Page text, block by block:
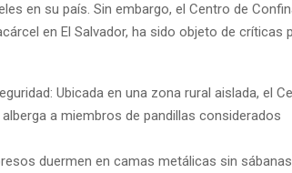
en su país. Sin embargo, el Centro de
en El Salvador, ha sido objeto de críticas
Ubicada en una zona rural aislada, el
a miembros de pandillas considerados
duermen en camas metálicas sin